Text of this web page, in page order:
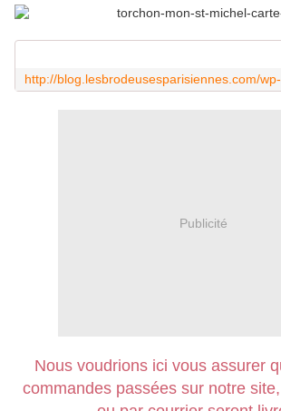
Publicité
Nous voudrions ici vous assurer
commandes passées sur notre